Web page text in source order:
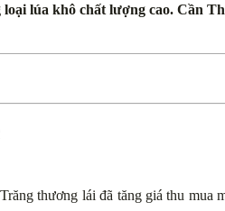
lúa khô chất lượng cao. Cần
thương lái đã tăng giá thu mua